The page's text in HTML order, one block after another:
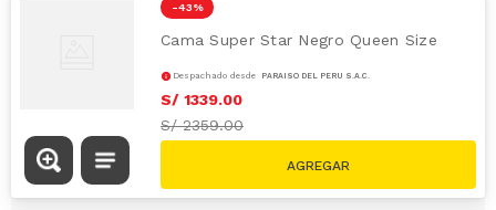
-43 %
Cama Super Star Negro Queen Size
Despachado desde PARAÍSO DEL PERÚ S.A.C.
S/ 1339.00
S/2359.00